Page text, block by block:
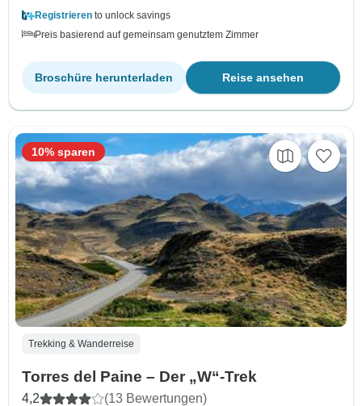
Registrieren to unlock savings
Preis basierend auf gemeinsam genutztem Zimmer
Reise ansehen
Broschüre herunterladen
Trekking & Wanderreise
Torres del Paine – Der „W“-Trek
4,2 (13 Bewertungen)
10% sparen